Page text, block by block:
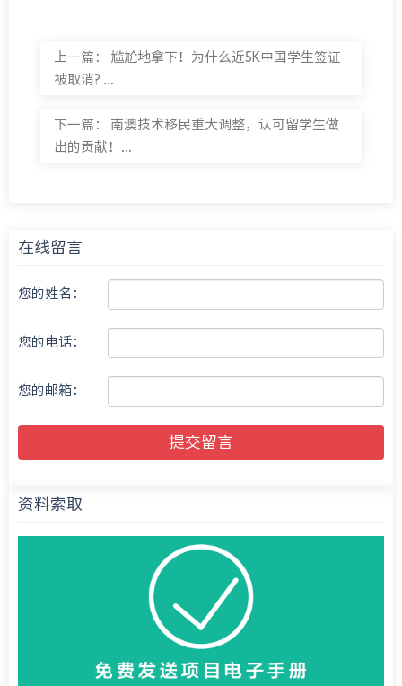
上一篇： 尴尬地拿下！为什么近5K中国学生签证
被取消? ...
下一篇： 南澳技术移民重大调整，认可留学生做
出的贡献！...
在线留言
您的姓名：
您的电话：
您的邮箱：
提交留言
资料索取